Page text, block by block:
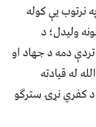
نرتوب یې کوله
ولیدل؛ د
دمه د جهاد او
له قیادته
کفري نړۍ سترګو